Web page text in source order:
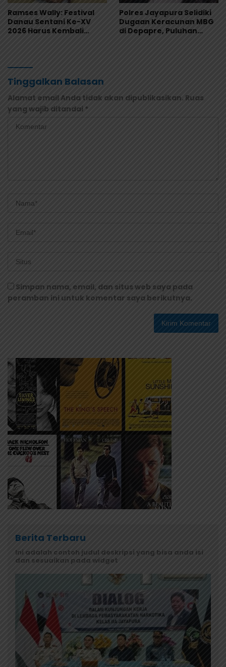
Ramses Wally: Festival
Danau Sentani Ke-XV
2026 Harus Kembali
Polres Jayapura Selidiki
Dugaan Keracunan MBG
di Depapre, Puluhan
Tinggalkan Balasan
Alamat email Anda tidak akan dipublikasikan. Ruas
yang wajib ditandai *
Simpan nama, email, dan situs web saya pada
peramban ini untuk komentar saya berikutnya.
Berita Terbaru
Ini adalah contoh judul deskripsi yang bisa anda isi
dan sesuaikan pada widget